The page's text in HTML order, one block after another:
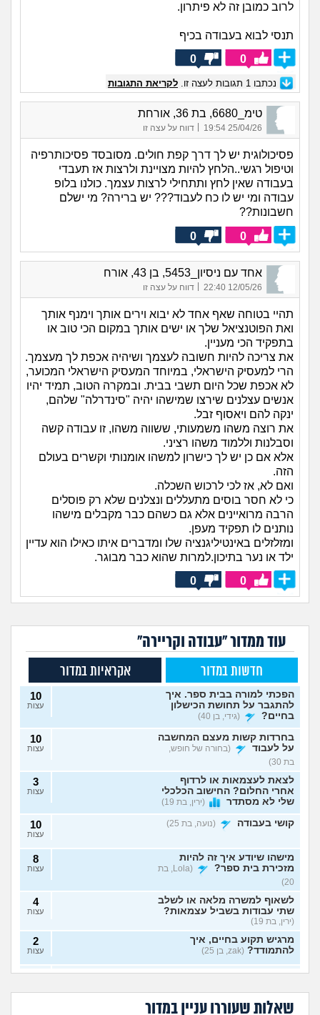
לרוב כמובן זה לא פיתרון.
תנסי לבוא בעבודה בכיף
0
0
נכתבו 1 תגובות לעצה זו. לקריאת התגובות
טימ_6680, בת 36, אורחת
25/04/26 19:54 דווח על עצה זו
פסיכולוגית יש לך דרך קפת חולים. מסובסד פסיכותרפיה
וטיפול רגשי..הלחץ להיות מצויינת ולרצות אז תעבדי
בעבודה שאין לחץ ותתחילי לרצות עצמך. כולנו בלופ
עבודה ומי יש לו כח לעבוד??? יש ברירה? מי ישלם
חשבונות??
0
0
אחד עם ניסיון_5453, בן 43, אורח
12/05/26 22:40
| דווח על עצה זו
תהיי בטוחה שאף אחד לא יבוא וירים אותך וימנף אותך
ואת הפוטנציאל שלך או ישים אותך במקום הכי טוב או
בתפקיד הכי מעניין.
את צריכה להיות חשובה לעצמך ושיהיה אכפת לך מעצמך.
הרי למעסיק הישראלי, במיוחד המעסיק הישראלי המכוער,
לא אכפת שכל היום תשבי בבית. ובמקרה הטוב, תמיד יהיו
אנשים עצלנים שירצו שמישהו יהיה "סינדרלה" שלהם,
ינקה להם ויאסוף זבל.
את רוצה משהו משמעותי, ששווה משהו, זו עבודה קשה
וסבלנות וללמוד משהו רציני.
אלא אם כן יש לך כישרון למשהו אומנותי וקשרים בעולם
הזה.
ואם לא, אז לכי לרכוש השכלה.
כי לא חסר בוסים מתעללים ונצלנים שלא רק פוסלים
הרבה מרואיינים אלא גם כשהם כבר מקבלים מישהו
נותנים לו תפקיד מעפן.
ומזלזלים באינטיליגנציה שלו ומדברים איתו כאילו הוא עדיין
ילד או נער בתיכון.למרות שהוא כבר מבוגר.
0
0
עוד ממדור "עבודה וקריירה"
חדשות במדור אקראיות במדור
הפכתי למורה בבית ספר. איך
להתגבר על תחושת הכישלון
בחיים?
(גידי, בן 40)
10
עצות
בחרדות קשות מעצם המחשבה
על לעבוד
(בחורה של חופש,
בת 30)
10
עצות
לצאת לעצמאות או לרדוף
אחרי החלום? החישוב הכלכלי
שלי לא מסתדר
(ירין, בת 19)
3
עצות
קושי בעבודה (נועה, בת 25) 10
עצות
מישהו שיודע איך זה להיות
מזכירת בית ספר?
(Lola, בת
20)
8
עצות
לשאוף למשרה מלאה או לשלב
שתי עבודות בשביל עצמאות?
(ירין, בת 19)
4
עצות
מרגיש תקוע בחיים, איך
להתמודד? (zak, בן 25)
2
עצות
איך לעשות כסף מתמונות של
בלי שיגלו אותי?
(אליס, בת
20)
7
שאלות שעוררו עניין במדור
יכולים לפטר אותי כי
בקפה לאחד
העובדים?
הגשתי ציפיית שכר
לי יותר ניסיון, למה
הוא מקבל שכר גבוה
יותר?
אני מעצבת גרפית,
האם AI באמת יקח לי
את העבודה בסוף?
ללכת להפגין? זה
בעתיד?